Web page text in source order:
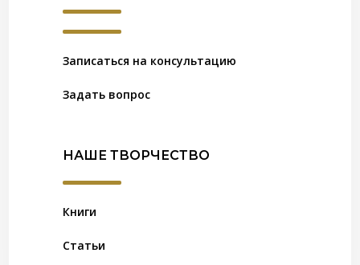
Записаться на консультацию
Задать вопрос
НАШЕ ТВОРЧЕСТВО
Книги
Статьи